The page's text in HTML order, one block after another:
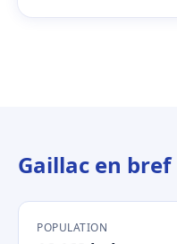
Gaillac en bref
POPULATION